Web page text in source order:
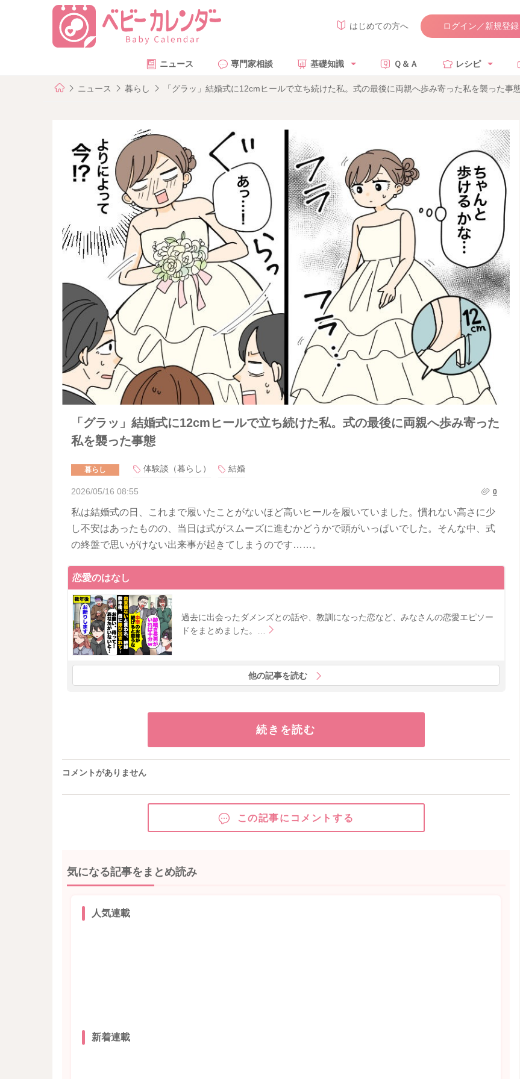
はじめての方へ ログイン／新規登録
ニュース 専門家相談 基礎知識 Ｑ＆Ａ レシピ
ニュース 暮らし 「グラッ」結婚式に12cmヒールで立ち続けた私。式の最後に両親へ歩み寄った私を襲った事
「グラッ」結婚式に12cmヒールで立ち続けた私。式の最後に両親へ歩み寄った
私を襲った事態
暮らし 体験談（暮らし） 結婚
2026/05/16 08:55 0
私は結婚式の日、これまで履いたことがないほど高いヒールを履いていました。慣れない高さに少
し不安はあったものの、当日は式がスムーズに進むかどうかで頭がいっぱいでした。そんな中、式
の終盤で思いがけない出来事が起きてしまうのです……。
恋愛のはなし
過去に出会ったダメンズとの話や、教訓になった恋など、みなさんの恋愛エピソー
ドをまとめました。…
他の記事を読む
続きを読む
コメントがありません
この記事にコメントする
気になる記事をまとめ読み
人気連載
新着連載